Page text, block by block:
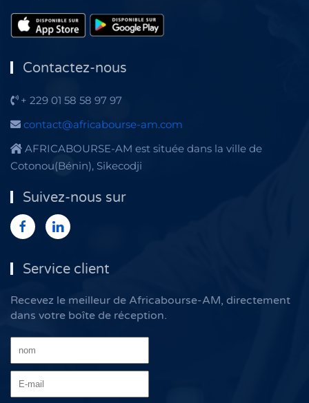
Contactez-nous
+ 229 01 58 58 97 97
contact@africabourse-am.com
AFRICABOURSE-AM est située dans la ville de
Cotonou(Bénin), Sikecodji
Suivez-nous sur
Service client
Recevez le meilleur de Africabourse-AM, directement
dans votre boîte de réception.